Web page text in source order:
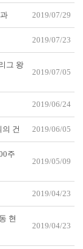
2019/07/29
2019/07/23
그 왕
2019/07/05
2019/06/24
건 2019/06/05
주
2019/05/09
2019/04/23
현
2019/04/23